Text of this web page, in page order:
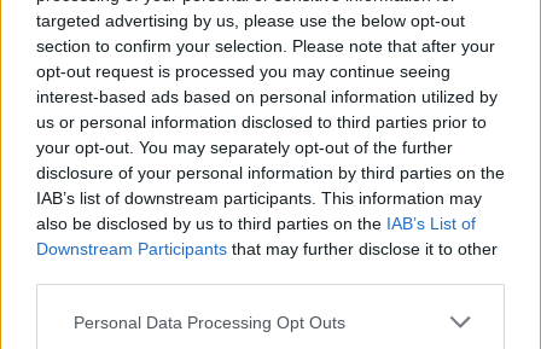
targeted advertising by us, please use the below opt-out
section to confirm your selection. Please note that after your
opt-out request is processed you may continue seeing
interest-based ads based on personal information utilized by
us or personal information disclosed to third parties prior to
your opt-out. You may separately opt-out of the further
disclosure of your personal information by third parties on the
IAB’s list of downstream participants. This information may
also be disclosed by us to third parties on the IAB’s List of
Downstream Participants that may further disclose it to other
Please note that this website/app uses one or more Google
Personal Data Processing Opt Outs
κορυφαία κατηγορία της ελληνικής
διαιτησίας, αλλά και στην elite κατηγορία της
UEFA, ο Δωδεκανήσιος διαιτητής τίθεται
εκτός από την ΚΕΔ. Παρότι ο ίδιος
επιθυμούσε να συνεχίσει να σφυρίζει μέχρι
το τέλος του έτους, η Επιτροπή έκρινε πως
δεν θα πρέπει να βρίσκεται στους νέους
πίνακες. Ο Σιδηρόπουλος είναι ο ρέκορντμαν
καθώς έχει σφυρίξει 220 ματς στη Super
άλλο στη μεγάλη κατηγορία.